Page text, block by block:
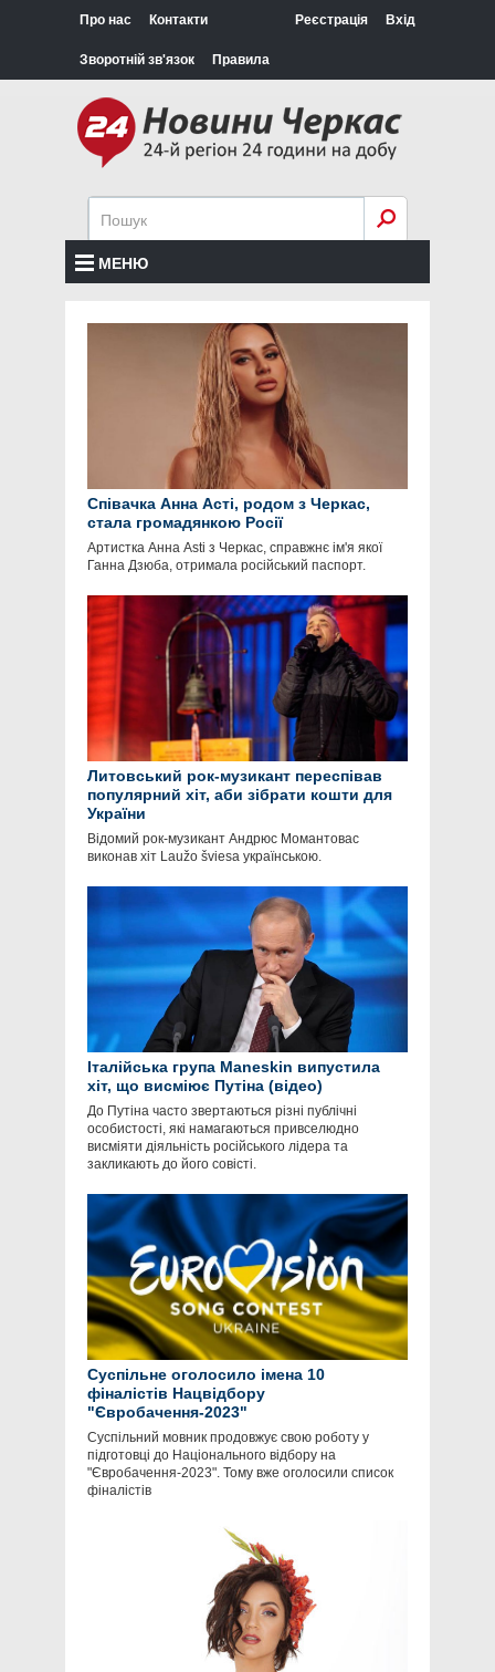
Про нас Контакти
Зворотній зв'язок Правила
Реєстрація Вхід
МЕНЮ
Співачка Анна Асті, родом з Черкас,
стала громадянкою Росії
Артистка Анна Asti з Черкас, справжнє ім'я якої
Ганна Дзюба, отримала російський паспорт.
Литовський рок-музикант переспівав
популярний хіт, аби зібрати кошти для
України
Відомий рок-музикант Андрюс Момантовас
виконав хіт Laužo šviesa українською.
Італійська група Maneskin випустила
хіт, що висміює Путіна (відео)
До Путіна часто звертаються різні публічні
особистості, які намагаються привселюдно
висміяти діяльність російського лідера та
закликають до його совісті.
Суспільне оголосило імена 10
фіналістів Нацвідбору
"Євробачення-2023"
Суспільний мовник продовжує свою роботу у
підготовці до Національного відбору на
"Євробачення-2023". Тому вже оголосили список
фіналістів